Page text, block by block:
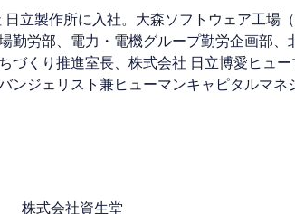
日立製作所に入社。大森ソフトウェア工場
勤労部、電力・電機グループ勤労企画部
づくり推進室長、株式会社 日立博愛ヒュ
ンジェリスト兼ヒューマンキャピタルマネ
株式会社資生堂